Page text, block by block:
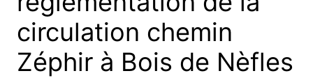
circulation chemin
Zéphir à Bois de Nèfles